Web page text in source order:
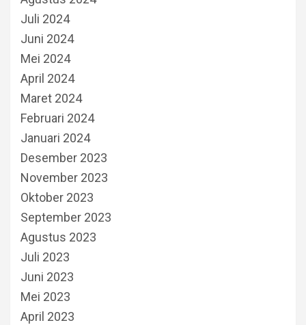
Juli 2024
Juni 2024
Mei 2024
April 2024
Maret 2024
Februari 2024
Januari 2024
Desember 2023
November 2023
Oktober 2023
September 2023
Agustus 2023
Juli 2023
Juni 2023
Mei 2023
April 2023